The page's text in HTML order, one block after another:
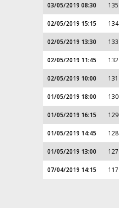
03/05/2019 08:30 135
02/05/2019 15:15 134
02/05/2019 13:30 133
02/05/2019 11:45 132
02/05/2019 10:00 131
01/05/2019 18:00 130
01/05/2019 16:15 129
01/05/2019 14:45 128
01/05/2019 13:00 127
07/04/2019 14:15 117